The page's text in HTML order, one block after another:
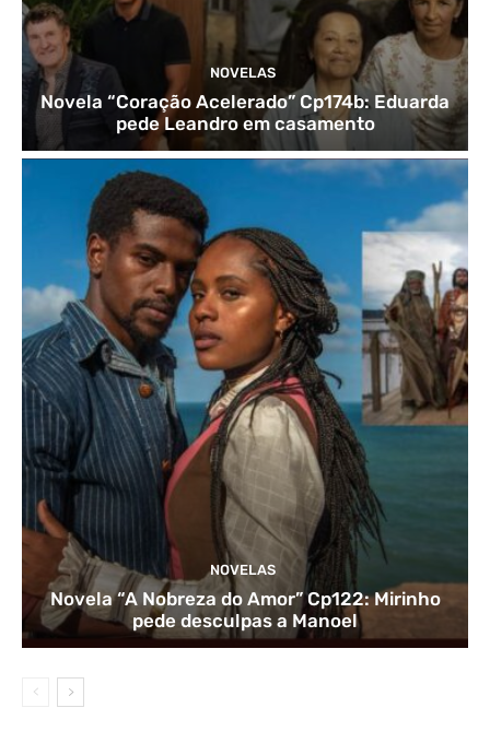
NOVELAS
Novela “Coração Acelerado” Cp174b: Eduarda
pede Leandro em casamento
NOVELAS
Novela “A Nobreza do Amor” Cp122: Mirinho
pede desculpas a Manoel